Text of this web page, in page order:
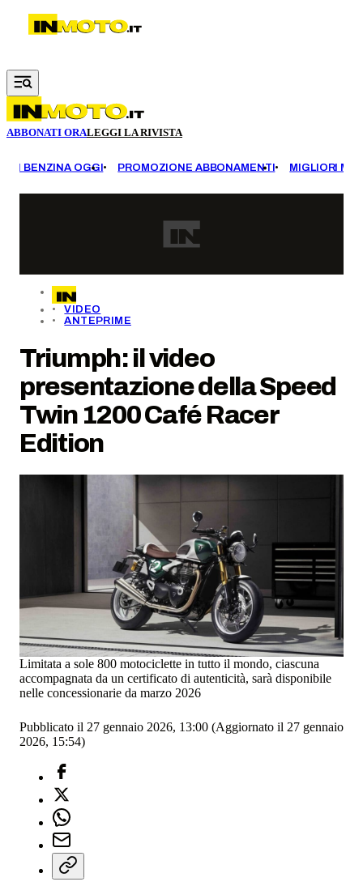
Vai al contenuto principale
ABBONATI ORALEGGI LA RIVISTA
BENZINA OGGI PROMOZIONE ABBONAMENTI MIGLIORI
VIDEO
ANTEPRIME
Triumph: il video
presentazione della Speed
Twin 1200 Café Racer
Edition
Limitata a sole 800 motociclette in tutto il mondo, ciascuna
accompagnata da un certificato di autenticità, sarà disponibile
nelle concessionarie da marzo 2026
Pubblicato il 27 gennaio 2026, 13:00 (Aggiornato il 27 gennaio
2026, 15:54)